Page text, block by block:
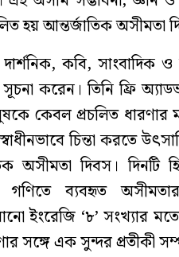
হয় আন্তর্জাতিক অসীমতা
কবি, সাংবাদিক
করেন। তিনি ফ্রি
কেবল প্রচলিত ধারণার
চিন্তা করতে
অসীমতা দিবস। দিনটি
গণিতে ব্যবহৃত
ইংরেজি ‘৮’ সংখ্যার
সঙ্গে এক সুন্দর প্রতীকী